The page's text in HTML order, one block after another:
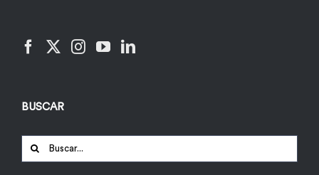
BUSCAR
Buscar: